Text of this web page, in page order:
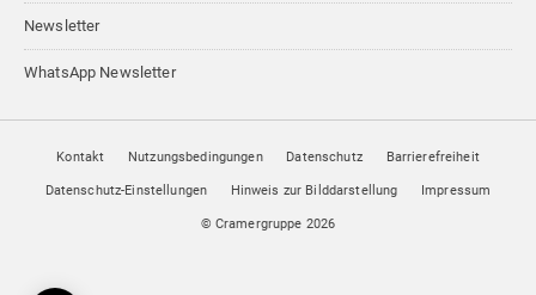
Newsletter
WhatsApp Newsletter
Kontakt Nutzungsbedingungen Datenschutz Barrierefreiheit
Datenschutz-Einstellungen Hinweis zur Bilddarstellung Impressum
© Cramergruppe 2026